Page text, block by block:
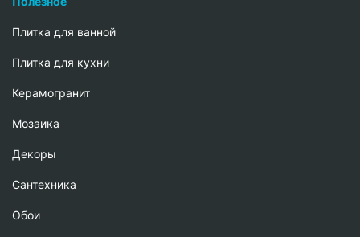
Плитка для ванной
Плитка для кухни
Керамогранит
Мозаика
Декоры
Сантехника
Обои